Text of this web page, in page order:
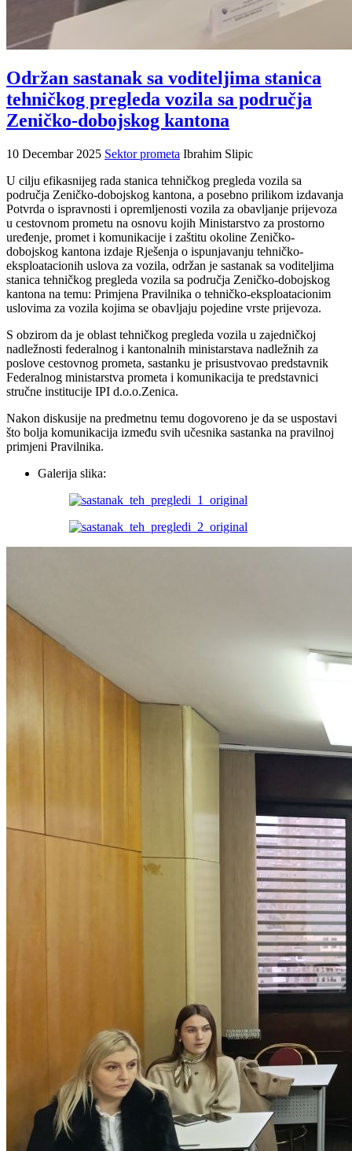
Održan sastanak sa voditeljima stanica
tehničkog pregleda vozila sa područja
Zeničko-dobojskog kantona
10 Decembar 2025 Sektor prometa Ibrahim Slipic
U cilju efikasnijeg rada stanica tehničkog pregleda vozila sa
područja Zeničko-dobojskog kantona, a posebno prilikom izdavanja
Potvrda o ispravnosti i opremljenosti vozila za obavljanje prijevoza
u cestovnom prometu na osnovu kojih Ministarstvo za prostorno
uređenje, promet i komunikacije i zaštitu okoline Zeničko-
dobojskog kantona izdaje Rješenja o ispunjavanju tehničko-
eksploatacionih uslova za vozila, održan je sastanak sa voditeljima
stanica tehničkog pregleda vozila sa područja Zeničko-dobojskog
kantona na temu: Primjena Pravilnika o tehničko-eksploatacionim
uslovima za vozila kojima se obavljaju pojedine vrste prijevoza.
S obzirom da je oblast tehničkog pregleda vozila u zajedničkoj
nadležnosti federalnog i kantonalnih ministarstava nadležnih za
poslove cestovnog prometa, sastanku je prisustvovao predstavnik
Federalnog ministarstva prometa i komunikacija te predstavnici
stručne institucije IPI d.o.o.Zenica.
Nakon diskusije na predmetnu temu dogovoreno je da se uspostavi
što bolja komunikacija između svih učesnika sastanka na pravilnoj
primjeni Pravilnika.
Galerija slika: